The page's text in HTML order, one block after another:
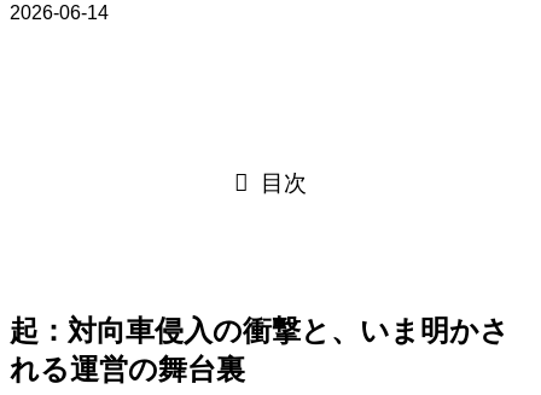
2026-06-14
目次
起：対向車侵入の衝撃と、いま明かさ
れる運営の舞台裏